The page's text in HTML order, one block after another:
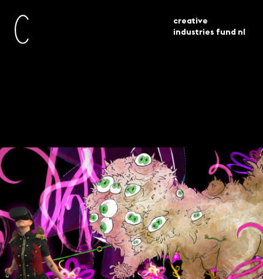
creative
industries fund nl
awarded
grants
immerse interact 9 projecten
geselecteerd
Immerse\Interact – 9
projects selected